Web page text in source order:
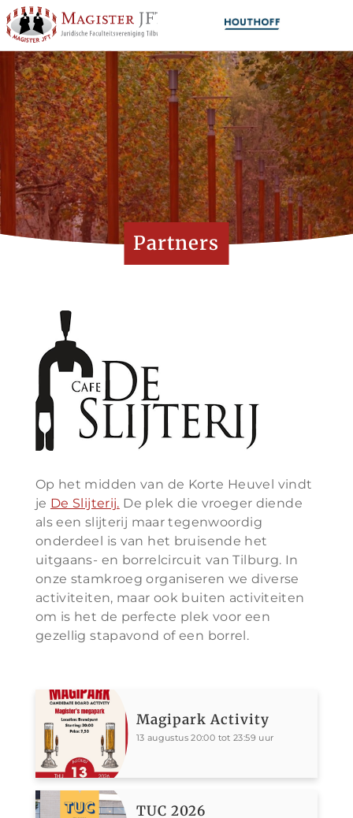
Partners
Op het midden van de Korte Heuvel vindt
je De Slijterij. De plek die vroeger diende
als een slijterij maar tegenwoordig
onderdeel is van het bruisende het
uitgaans- en borrelcircuit van Tilburg. In
onze stamkroeg organiseren we diverse
activiteiten, maar ook buiten activiteiten
om is het de perfecte plek voor een
gezellig stapavond of een borrel.
Magipark Activity
13 augustus 20:00 tot 23:59 uur
TUC 2026